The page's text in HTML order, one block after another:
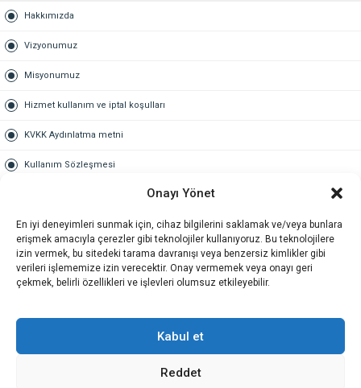
Onayı Yönet
En iyi deneyimleri sunmak için, cihaz bilgilerini saklamak ve/veya bunlara
erişmek amacıyla çerezler gibi teknolojiler kullanıyoruz. Bu teknolojilere
izin vermek, bu sitedeki tarama davranışı veya benzersiz kimlikler gibi
verileri işlememize izin verecektir. Onay vermemek veya onayı geri
çekmek, belirli özellikleri ve işlevleri olumsuz etkileyebilir.
Kabul et
Reddet
Hakkımızda
Vizyonumuz
Misyonumuz
Hizmet kullanım ve iptal koşulları
KVKK Aydınlatma metni
Kullanım Sözleşmesi
Gold üyelik nedir
Kariyer